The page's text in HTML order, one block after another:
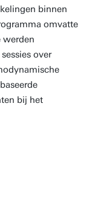
binnen
omvatte
werden
over
bij het